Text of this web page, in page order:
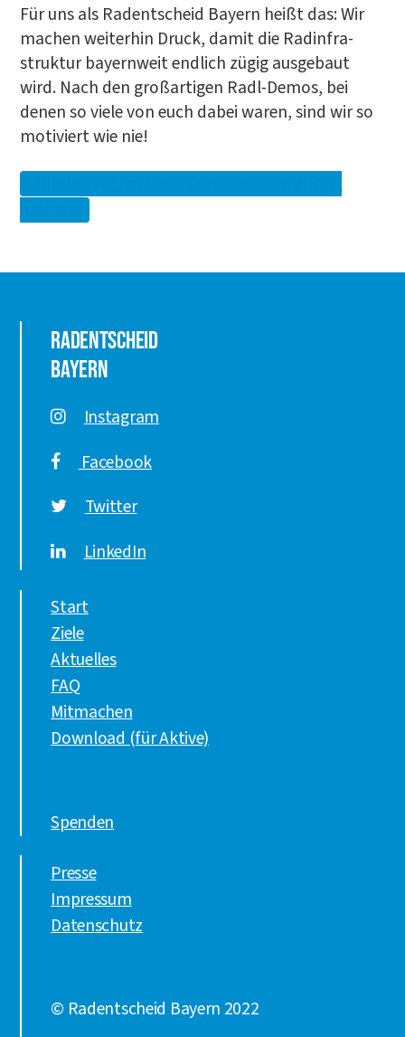
Für uns als Radent­scheid Bay­ern heißt das: Wir
machen wei­ter­hin Druck, damit die Rad­in­fra­
struk­tur bay­ern­weit end­lich zügig aus­ge­baut
wird. Nach den groß­ar­ti­gen Radl-Demos, bei
denen so vie­le von euch dabei waren, sind wir so
moti­viert wie nie!
Schlie­ßen wir noch das Crowd­fun­ding erfolg­
reich ab?!
Radentscheid
Bayern
Instagram
Facebook
Twitter
LinkedIn
Start
Ziele
Aktuelles
FAQ
Mitmachen
Download (für Aktive)
Spenden
Presse
Impressum
Datenschutz
© Radentscheid Bayern 2022